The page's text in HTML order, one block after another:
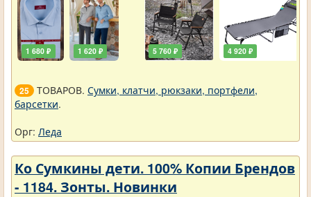
1 680 ₽ 1 620 ₽ 5 760 ₽ 4 920 ₽
25 ТОВАРОВ. Сумки, клатчи, рюкзаки, портфели,
барсетки.
Орг: Леда
Ко Сумкины дети. 100% Копии Брендов
- 1184. Зонты. Новинки